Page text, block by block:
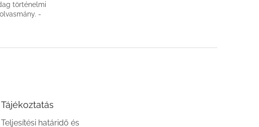
történelmi
-
Tájékoztatás
Teljesítési határidő és